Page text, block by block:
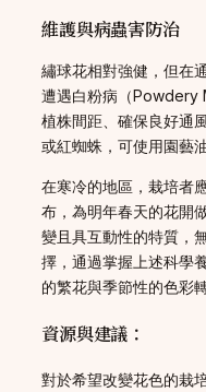
維護與病蟲害防治
繡球花相對強健，但在
遭遇白粉病（Powdery
植株間距、確保良好通
或紅蜘蛛，可使用園藝
在寒冷的地區，栽培者
布，為明年春天的花開
變且具互動性的特質，
擇，通過掌握上述科學
的繁花與季節性的色彩
資源與建議：
對於希望改變花色的栽